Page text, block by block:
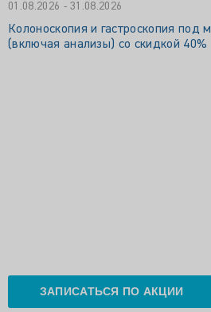
01.08.2026 - 31.08.2026
Колоноскопия и гастроскопия под
(включая анализы) со скидкой 40%
ЗАПИСАТЬСЯ ПО АКЦИИ